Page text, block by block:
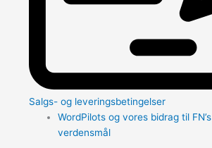
Salgs- og leveringsbetingelser
WordPilots og vores bidrag til FN’s
verdensmål